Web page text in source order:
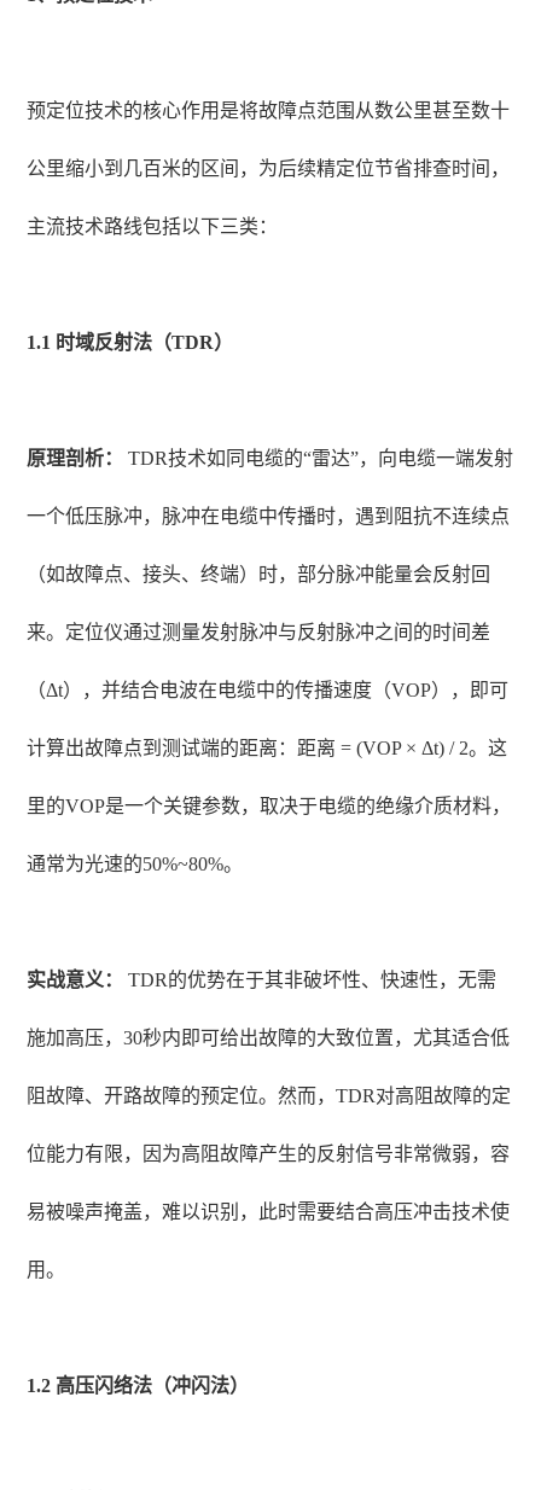
预定位技术的核心作用是将故障点范围从数公里甚至数十
公里缩小到几百米的区间，为后续精定位节省排查时间，
主流技术路线包括以下三类：
1.1 时域反射法（TDR）
原理剖析： TDR技术如同电缆的“雷达”，向电缆一端发射
一个低压脉冲，脉冲在电缆中传播时，遇到阻抗不连续点
（如故障点、接头、终端）时，部分脉冲能量会反射回
来。定位仪通过测量发射脉冲与反射脉冲之间的时间差
（Δt），并结合电波在电缆中的传播速度（VOP），即可
计算出故障点到测试端的距离：距离 = (VOP × Δt) / 2。这
里的VOP是一个关键参数，取决于电缆的绝缘介质材料，
通常为光速的50%~80%。
实战意义： TDR的优势在于其非破坏性、快速性，无需
施加高压，30秒内即可给出故障的大致位置，尤其适合低
阻故障、开路故障的预定位。然而，TDR对高阻故障的定
位能力有限，因为高阻故障产生的反射信号非常微弱，容
易被噪声掩盖，难以识别，此时需要结合高压冲击技术使
用。
1.2 高压闪络法（冲闪法）